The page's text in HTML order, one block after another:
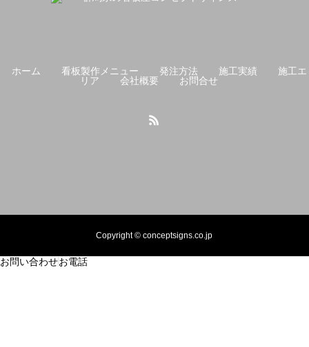
ホーム 看板製作メニュー 発注方法 施工実績
施工エ
リア
会社概要 お問合せ
Copyright © conceptsigns.co.jp
お問い合わせお電話